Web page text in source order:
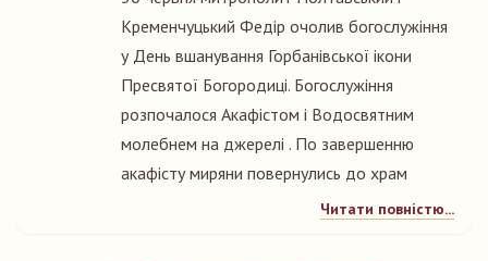
Кременчуцький Федір очолив богослужіння
у День вшанування Горбанівської ікони
Пресвятої Богородиці. Богослужіння
розпочалося Акафістом і Водосвятним
молебнем на джерелі . По завершенню
акафісту миряни повернулись до храм
Читати повністю...